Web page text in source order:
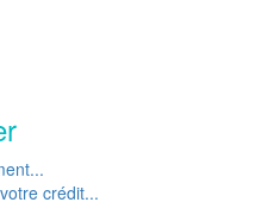
crédit...